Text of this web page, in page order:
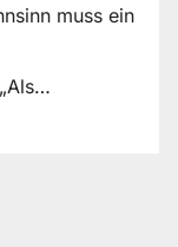
muss ein